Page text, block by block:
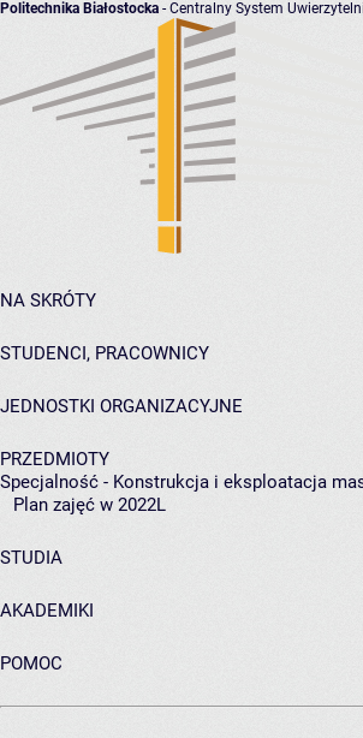
Politechnika Białostocka - Centralny System
NA SKRÓTY
STUDENCI, PRACOWNICY
JEDNOSTKI ORGANIZACYJNE
PRZEDMIOTY
Specjalność - Konstrukcja i eksploatacja
Plan zajęć w 2022L
STUDIA
AKADEMIKI
POMOC